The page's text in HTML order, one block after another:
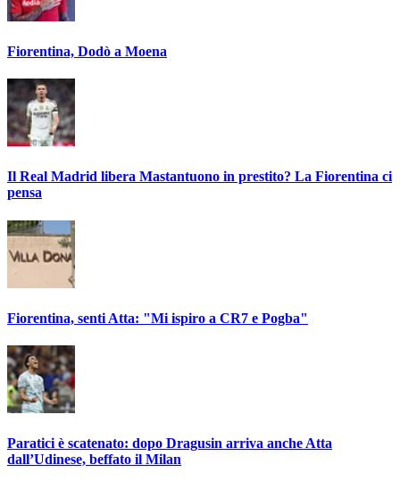
Fiorentina, Dodò a Moena
Il Real Madrid libera Mastantuono in prestito? La Fiorentina ci
pensa
Fiorentina, senti Atta: "Mi ispiro a CR7 e Pogba"
Paratici è scatenato: dopo Dragusin arriva anche Atta
dall’Udinese, beffato il Milan